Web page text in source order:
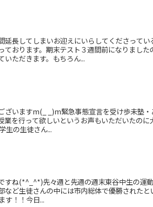
延長してしまいお迎えにいらしてくださって
ております。期末テスト３週間前になりまし
いただきます。もちろん...
ざいますm(_ _)m緊急事態宣言を受け歩未塾
業を行って欲しいというお声もいただいたのに
生の生徒さん...
すね(*^_^*)先々週と先週の週末東谷中生の運
など生徒さんの中には市内総体で優勝されたと
す！！今日...